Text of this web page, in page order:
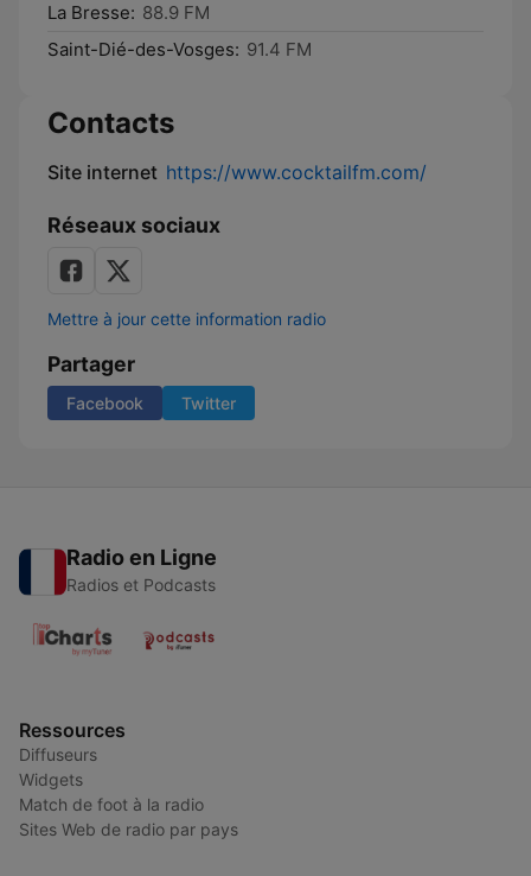
La Bresse: 88.9 FM
Saint-Dié-des-Vosges: 91.4 FM
Contacts
Site internet https://www.cocktailfm.com/
Réseaux sociaux
Mettre à jour cette information radio
Partager
Facebook Twitter
Radio en Ligne
Radios et Podcasts
Ressources
Diffuseurs
Widgets
Match de foot à la radio
Sites Web de radio par pays